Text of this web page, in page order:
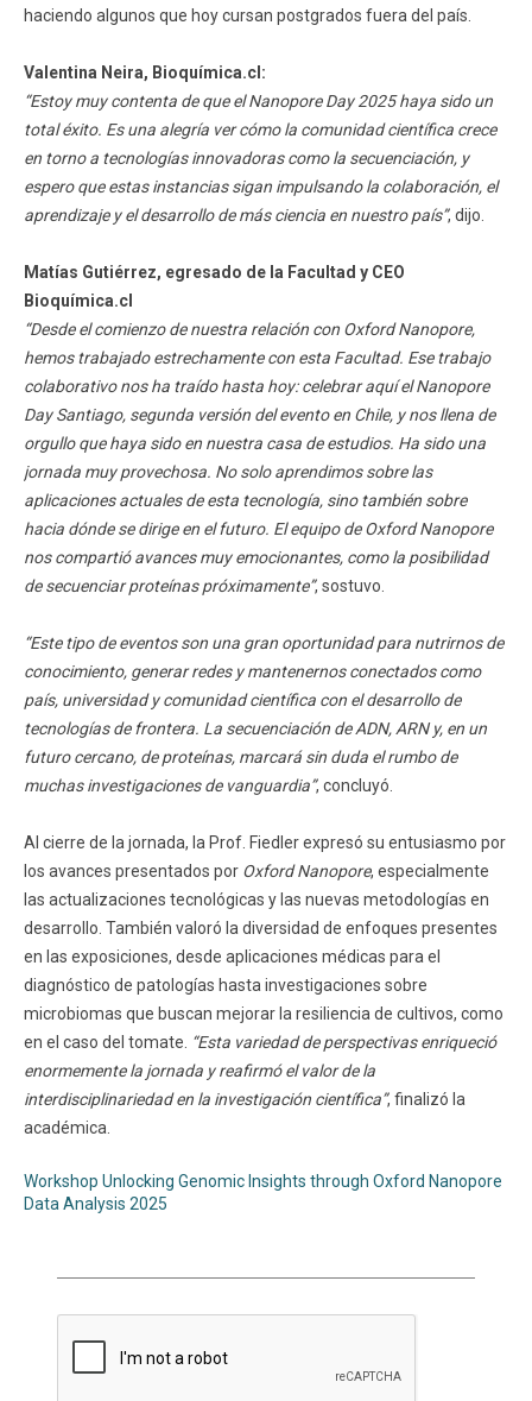
haciendo algunos que hoy cursan postgrados fuera del país.
Valentina Neira, Bioquímica.cl:
“Estoy muy contenta de que el Nanopore Day 2025 haya sido un
total éxito. Es una alegría ver cómo la comunidad científica crece
en torno a tecnologías innovadoras como la secuenciación, y
espero que estas instancias sigan impulsando la colaboración, el
aprendizaje y el desarrollo de más ciencia en nuestro país”, dijo.
Matías Gutiérrez, egresado de la Facultad y CEO
Bioquímica.cl
“Desde el comienzo de nuestra relación con Oxford Nanopore,
hemos trabajado estrechamente con esta Facultad. Ese trabajo
colaborativo nos ha traído hasta hoy: celebrar aquí el Nanopore
Day Santiago, segunda versión del evento en Chile, y nos llena de
orgullo que haya sido en nuestra casa de estudios. Ha sido una
jornada muy provechosa. No solo aprendimos sobre las
aplicaciones actuales de esta tecnología, sino también sobre
hacia dónde se dirige en el futuro. El equipo de Oxford Nanopore
nos compartió avances muy emocionantes, como la posibilidad
de secuenciar proteínas próximamente”, sostuvo.
“Este tipo de eventos son una gran oportunidad para nutrirnos de
conocimiento, generar redes y mantenernos conectados como
país, universidad y comunidad científica con el desarrollo de
tecnologías de frontera. La secuenciación de ADN, ARN y, en un
futuro cercano, de proteínas, marcará sin duda el rumbo de
muchas investigaciones de vanguardia”, concluyó.
Al cierre de la jornada, la Prof. Fiedler expresó su entusiasmo por
los avances presentados por Oxford Nanopore, especialmente
las actualizaciones tecnológicas y las nuevas metodologías en
desarrollo. También valoró la diversidad de enfoques presentes
en las exposiciones, desde aplicaciones médicas para el
diagnóstico de patologías hasta investigaciones sobre
microbiomas que buscan mejorar la resiliencia de cultivos, como
en el caso del tomate. “Esta variedad de perspectivas enriqueció
enormemente la jornada y reafirmó el valor de la
interdisciplinariedad en la investigación científica”, finalizó la
académica.
Workshop Unlocking Genomic Insights through Oxford Nanopore
Data Analysis 2025